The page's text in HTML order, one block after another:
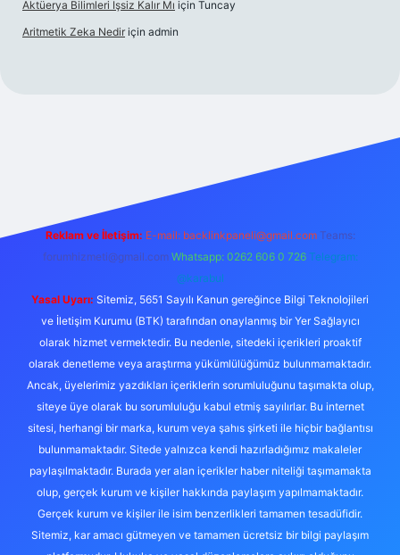
Aktüerya Bilimleri Işsiz Kalır Mı için Tuncay
Aritmetik Zeka Nedir için admin
Reklam ve İletişim: E-mail: backlinkpaneli@gmail.com Teams:
forumhizmeti@gmail.com Whatsapp: 0262 606 0 726 Telegram:
@karabul
Yasal Uyarı: Sitemiz, 5651 Sayılı Kanun gereğince Bilgi Teknolojileri
ve İletişim Kurumu (BTK) tarafından onaylanmış bir Yer Sağlayıcı
olarak hizmet vermektedir. Bu nedenle, sitedeki içerikleri proaktif
olarak denetleme veya araştırma yükümlülüğümüz bulunmamaktadır.
Ancak, üyelerimiz yazdıkları içeriklerin sorumluluğunu taşımakta olup,
siteye üye olarak bu sorumluluğu kabul etmiş sayılırlar. Bu internet
sitesi, herhangi bir marka, kurum veya şahıs şirketi ile hiçbir bağlantısı
bulunmamaktadır. Sitede yalnızca kendi hazırladığımız makaleler
paylaşılmaktadır. Burada yer alan içerikler haber niteliği taşımamakta
olup, gerçek kurum ve kişiler hakkında paylaşım yapılmamaktadır.
Gerçek kurum ve kişiler ile isim benzerlikleri tamamen tesadüfidir.
Sitemiz, kar amacı gütmeyen ve tamamen ücretsiz bir bilgi paylaşım